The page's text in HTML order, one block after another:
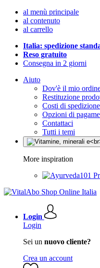
al menù principale
al contenuto
al carrello
Italia: spedizione
Reso gratuito
Consegna in 2 giorni
Aiuto
Dov'è il mio
Restituzione
Costi di spedizione
Opzioni di
Contattaci
Tutti i temi
More inspiration
Login
Login
Sei un nuovo cliente?
Crea un account